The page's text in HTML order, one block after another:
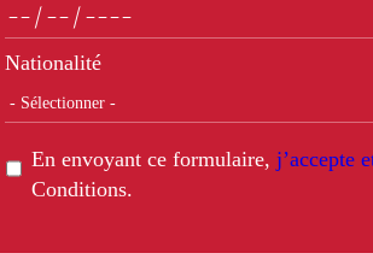
Nationalité
En envoyant ce formulaire,j’accepte
Conditions.